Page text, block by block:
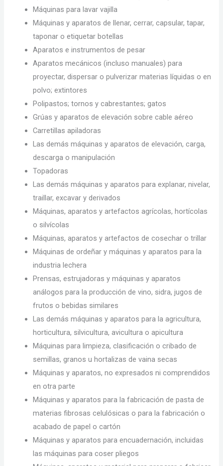
Máquinas para lavar vajilla
Máquinas y aparatos de llenar, cerrar, capsular, tapar,
taponar o etiquetar botellas
Aparatos e instrumentos de pesar
Aparatos mecánicos (incluso manuales) para
proyectar, dispersar o pulverizar materias líquidas o en
polvo; extintores
Polipastos; tornos y cabrestantes; gatos
Grúas y aparatos de elevación sobre cable aéreo
Carretillas apiladoras
Las demás máquinas y aparatos de elevación, carga,
descarga o manipulación
Topadoras
Las demás máquinas y aparatos para explanar, nivelar,
traillar, excavar y derivados
Máquinas, aparatos y artefactos agrícolas, hortícolas
o silvícolas
Máquinas, aparatos y artefactos de cosechar o trillar
Máquinas de ordeñar y máquinas y aparatos para la
industria lechera
Prensas, estrujadoras y máquinas y aparatos
análogos para la producción de vino, sidra, jugos de
frutos o bebidas similares
Las demás máquinas y aparatos para la agricultura,
horticultura, silvicultura, avicultura o apicultura
Máquinas para limpieza, clasificación o cribado de
semillas, granos u hortalizas de vaina secas
Máquinas y aparatos, no expresados ni comprendidos
en otra parte
Máquinas y aparatos para la fabricación de pasta de
materias fibrosas celulósicas o para la fabricación o
acabado de papel o cartón
Máquinas y aparatos para encuadernación, incluidas
las máquinas para coser pliegos